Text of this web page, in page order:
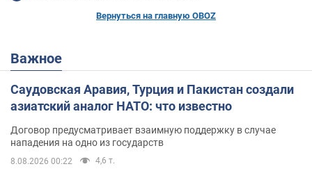
Вернуться на главную OBOZ
Важное
Саудовская Аравия, Турция и Пакистан создали
азиатский аналог НАТО: что известно
Договор предусматривает взаимную поддержку в случае
нападения на одно из государств
8.08.2026 00:22 4,6 т.